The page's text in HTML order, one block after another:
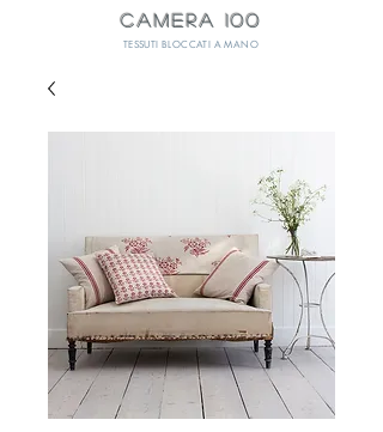
CAMERA 100
TESSUTI BLOCCATI A MANO